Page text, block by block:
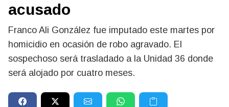
acusado
Franco Ali González fue imputado este martes por
homicidio en ocasión de robo agravado. El
sospechoso será trasladado a la Unidad 36 donde
será alojado por cuatro meses.